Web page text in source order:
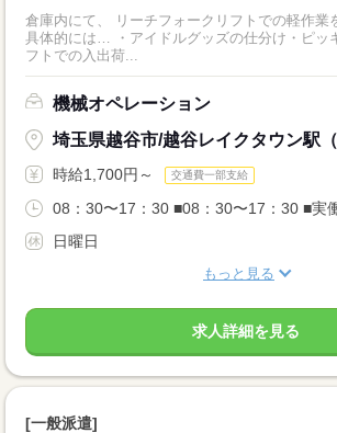
倉庫内にて、 リーチフォークリフトでの軽作業を
具体的には… ・アイドルグッズの仕分け・ピッ
フトでの入出荷...
機械オペレーション
埼玉県越谷市/越谷レイクタウン駅（
時給1,700円～ 交通費一部支給
08：30〜17：30 ■08：30〜17：30 ■実
日曜日
もっと見る
求人詳細を見る
[一般派遣]